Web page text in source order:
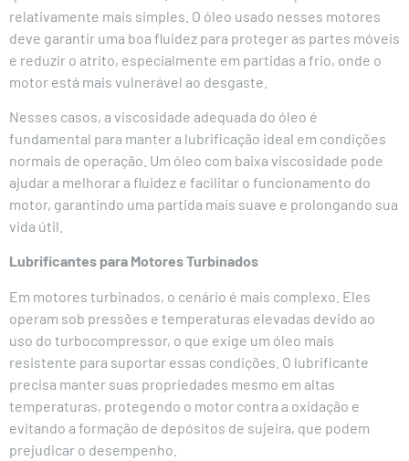
relativamente mais simples. O óleo usado nesses motores
deve garantir uma boa fluidez para proteger as partes móveis
e reduzir o atrito, especialmente em partidas a frio, onde o
motor está mais vulnerável ao desgaste.
Nesses casos, a viscosidade adequada do óleo é
fundamental para manter a lubrificação ideal em condições
normais de operação. Um óleo com baixa viscosidade pode
ajudar a melhorar a fluidez e facilitar o funcionamento do
motor, garantindo uma partida mais suave e prolongando sua
vida útil.
Lubrificantes para Motores Turbinados
Em motores turbinados, o cenário é mais complexo. Eles
operam sob pressões e temperaturas elevadas devido ao
uso do turbocompressor, o que exige um óleo mais
resistente para suportar essas condições. O lubrificante
precisa manter suas propriedades mesmo em altas
temperaturas, protegendo o motor contra a oxidação e
evitando a formação de depósitos de sujeira, que podem
prejudicar o desempenho.